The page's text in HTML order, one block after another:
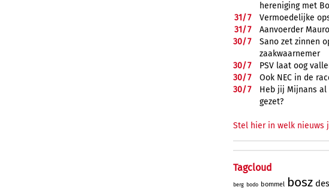
hereniging met
31/7
Vermoedelijke
31/7
Aanvoerder
30/7
Sano zet zinnen
zaakwaarnemer
30/7
PSV laat oog
30/7
Ook NEC in de
30/7
Heb jij Mijnans
gezet?
Stel hier in welk nieuws
Tagcloud
berg bodo bommel bosz